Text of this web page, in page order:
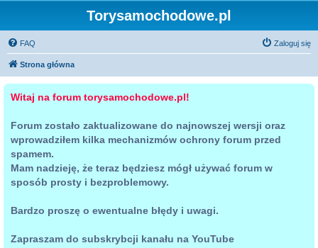
Torysamochodowe.pl
FAQ Zaloguj się
Strona główna
Witaj na forum torysamochodowe.pl!
Forum zostało zaktualizowane do najnowszej wersji oraz
wprowadziłem kilka mechanizmów ochrony forum przed
spamem.
Mam nadzieję, że teraz będziesz mógł używać forum w
sposób prosty i bezproblemowy.
Bardzo proszę o ewentualne błędy i uwagi.
Zapraszam do subskrybcji kanału na YouTube